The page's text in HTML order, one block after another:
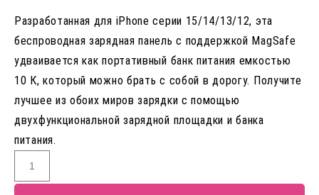
Разработанная для iPhone серии 15/14/13/12, эта
беспроводная зарядная панель с поддержкой MagSafe
удваивается как портативный банк питания емкостью
10 К, который можно брать с собой в дорогу. Получите
лучшее из обоих миров зарядки с помощью
двухфункциональной зарядной площадки и банка
питания.